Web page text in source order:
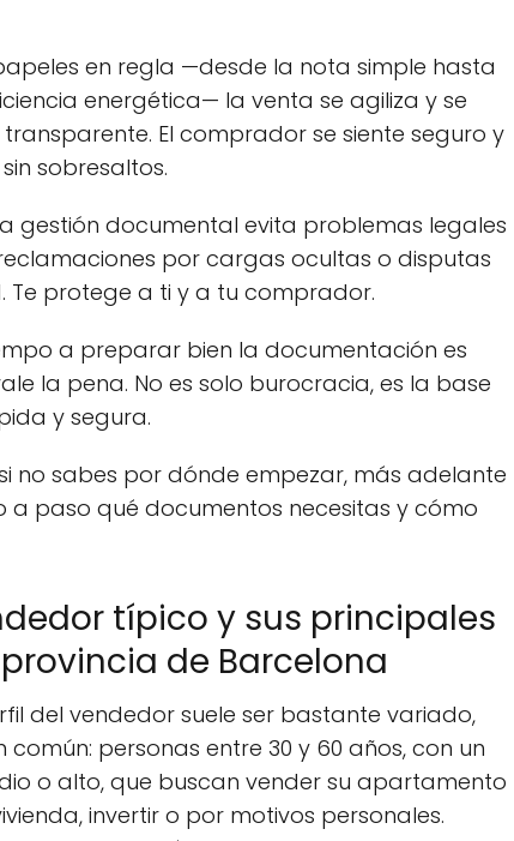
en regla —desde la nota simple hasta
energética— la venta se agiliza y se
El comprador se siente seguro y
sobresaltos.
gestión documental evita problemas legales
por cargas ocultas o disputas
Te protege a ti y a tu comprador.
a preparar bien la documentación es
la pena. No es solo burocracia, es la base
y segura.
no sabes por dónde empezar, más adelante
a paso qué documentos necesitas y cómo
típico y sus principales
de Barcelona
del vendedor suele ser bastante variado,
personas entre 30 y 60 años, con un
o alto, que buscan vender su apartamento
invertir o por motivos personales.